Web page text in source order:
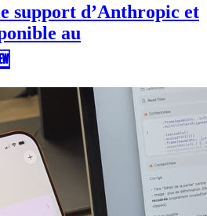
support d’Anthropic et
au